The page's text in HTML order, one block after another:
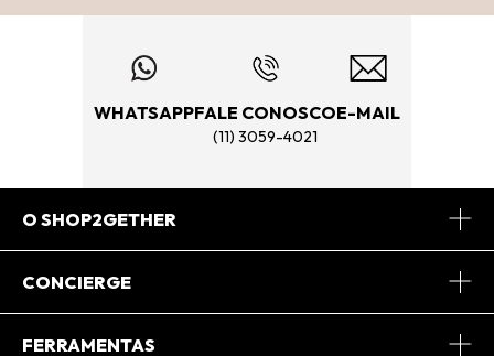
WHATSAPPFALE CONOSCO
(11) 3059-4021
E-MAIL
O SHOP2GETHER
Sobre Nós
CONCIERGE
Central de Relacionamento
FERRAMENTAS